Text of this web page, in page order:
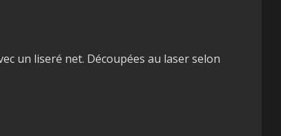
un liseré net. Découpées au laser selon